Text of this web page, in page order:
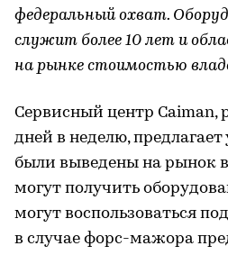
федеральный охват.
служит более 10 лет и
на рынке стоимостью
Сервисный центр Caiman,
дней в неделю,
были выведены на рынок
могут получить
могут воспользоваться
в случае форс-мажора